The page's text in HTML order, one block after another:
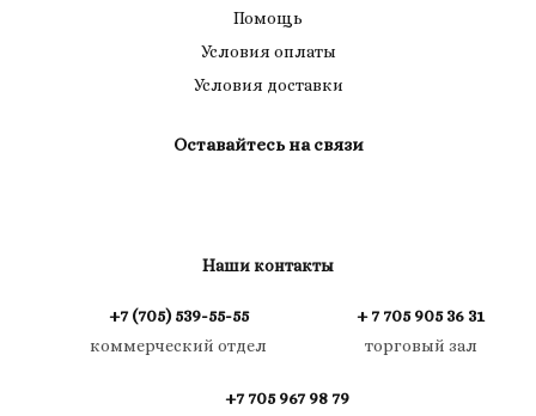
Помощь
Условия оплаты
Условия доставки
Оставайтесь на связи
Наши контакты
+7 (705) 539-55-55
коммерческий отдел
+ 7 705 905 36 31
торговый зал
+7 705 967 98 79